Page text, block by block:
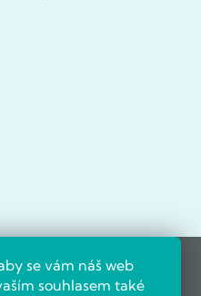
se vám náš web
souhlasem také